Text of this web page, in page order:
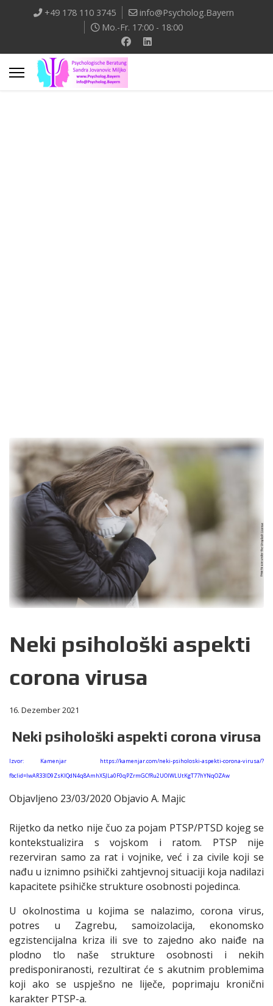
+49 178 110 3745
info@Psycholog.Bayern
Mo.-Fr. 17:00 - 18:00
Neki psihološki aspekti
corona virusa
16. Dezember 2021
Neki psihološki aspekti corona virusa
Izvor: Kamenjar https://kamenjar.com/neki-psiholoski-aspekti-corona-virusa/?
fbclid=IwAR33ID9ZsKIQdN4q8AmhX5JLa0F0qPZrmGCfRu2UOIWLUtKgT77hYNqOZAw
Objavljeno 23/03/2020 Objavio A. Majic
Rijetko da netko nije čuo za pojam PTSP/PTSD kojeg se
kontekstualizira s vojskom i ratom. PTSP nije
rezerviran samo za rat i vojnike, već i za civile koji se
nađu u iznimno psihički zahtjevnoj situaciji koja nadilazi
kapacitete psihičke strukture osobnosti pojedinca.
U okolnostima u kojima se nalazimo, corona virus,
potres u Zagrebu, samoizolacija, ekonomsko
egzistencijalna kriza ili sve to zajedno ako naiđe na
plodno tlo naše strukture osobnosti i nekih
predisponiranosti, rezultirat će s akutnim problemima
koji ako se uspješno ne liječe, poprimaju kronični
karakter PTSP-a.